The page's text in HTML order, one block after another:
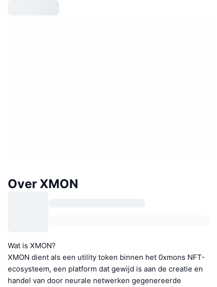
Over XMON
Wat is XMON?
XMON dient als een utility token binnen het 0xmons NFT-
ecosysteem, een platform dat gewijd is aan de creatie en
handel van door neurale netwerken gegenereerde